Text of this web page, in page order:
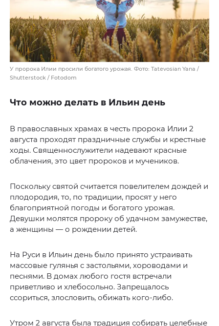
У пророка Илии просили богатого урожая. Фото: Tatevosian Yana /
Shutterstock / Fotodom
Что можно делать в Ильин день
В православных храмах в честь пророка Илии 2
августа проходят праздничные службы и крестные
ходы. Священнослужители надевают красные
облачения, это цвет пророков и мучеников.
Поскольку святой считается повелителем дождей и
плодородия, то, по традиции, просят у него
благоприятной погоды и богатого урожая.
Девушки молятся пророку об удачном замужестве,
а женщины — о рождении детей.
На Руси в Ильин день было принято устраивать
массовые гулянья с застольями, хороводами и
песнями. В домах любого гостя встречали
приветливо и хлебосольно. Запрещалось
ссориться, злословить, обижать кого-либо.
Утром 2 августа была традиция собирать целебные